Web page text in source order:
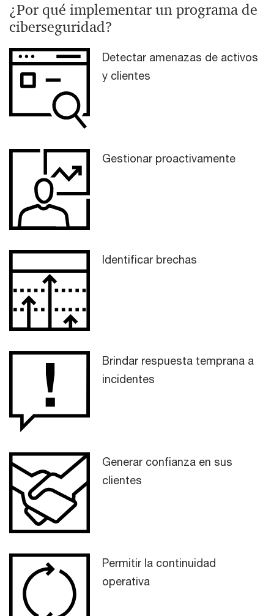
¿Por qué implementar un programa de
ciberseguridad?
Detectar amenazas de activos
y clientes
Gestionar proactivamente
Identificar brechas
Brindar respuesta temprana a
incidentes
Generar confianza en sus
clientes
Permitir la continuidad
operativa